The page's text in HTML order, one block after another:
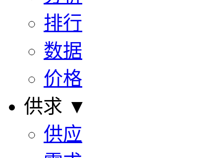
排行
数据
价格
供求 ▼
供应